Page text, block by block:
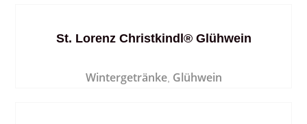
Wintergetränke, Glühwein
St. Lorenz Christkindl® Glühwein